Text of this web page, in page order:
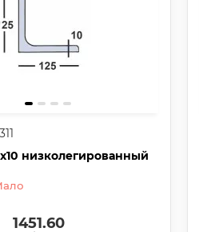
низколегированный
1451.60